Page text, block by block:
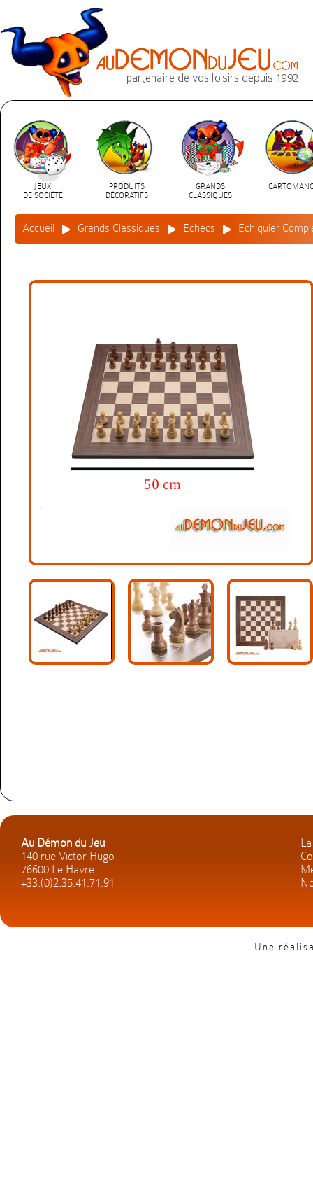
JEUX
DE SOCIÉTÉ
PRODUITS
DÉCORATIFS
GRANDS
CLASSIQUES
Accueil Grands Classiques Echecs Echiquier
Au Démon du Jeu
140 rue Victor Hugo
76600 Le Havre
+33.(0)2.35.41.71.91
Une